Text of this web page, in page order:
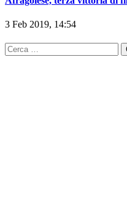
3 Feb 2019, 14:54
Ricerca
per: